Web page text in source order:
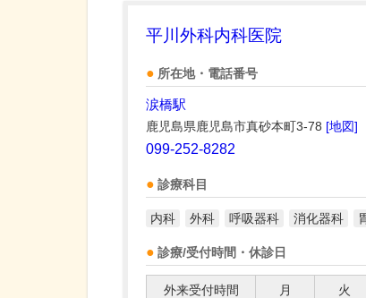
平川外科内科医院
所在地・電話番号
涙橋駅
鹿児島県鹿児島市真砂本町3-78 [地図]
099-252-8282
診療科目
内科 外科 呼吸器科 消化器科
診療/受付時間・休診日
外来受付時間 月 火